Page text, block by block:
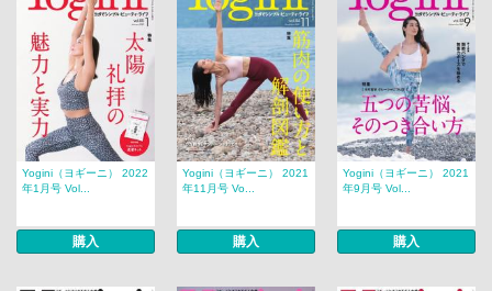
Yogini（ヨギーニ） 2022
年1月号 Vol...
購入
Yogini（ヨギーニ） 2021
年11月号 Vo...
購入
Yogini（ヨギーニ） 2021
年9月号 Vol...
購入